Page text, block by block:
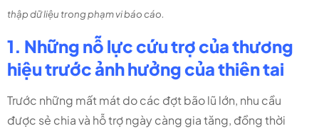
thập dữ liệu trong phạm vi báo cáo.
1. Những nỗ lực cứu trợ của thương
hiệu trước ảnh hưởng của thiên tai
Trước những mất mát do các đợt bão lũ lớn, nhu cầu
được sẻ chia và hỗ trợ ngày càng gia tăng, đồng thời